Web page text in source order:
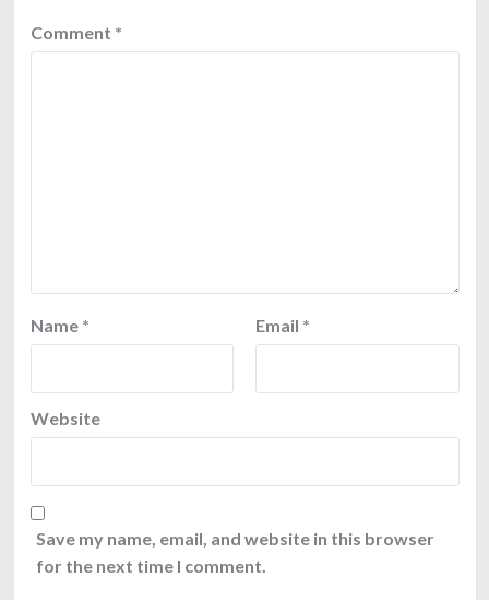
Comment *
Name * Email *
Website
Save my name, email, and website in this browser
for the next time I comment.